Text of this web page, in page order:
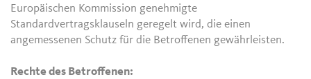
Europäischen Kommission genehmigte
Standardvertragsklauseln geregelt wird, die einen
angemessenen Schutz für die Betroffenen gewährleisten.
Rechte des Betroffenen: